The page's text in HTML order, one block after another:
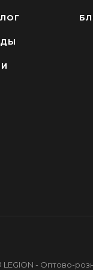
LEGION - Оптово-